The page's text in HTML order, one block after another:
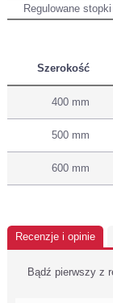
Regulowane stopki
Szerokość
400 mm
500 mm
600 mm
Recenzje i opinie
Bądź pierwszy z